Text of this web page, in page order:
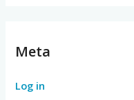
Meta
Log in